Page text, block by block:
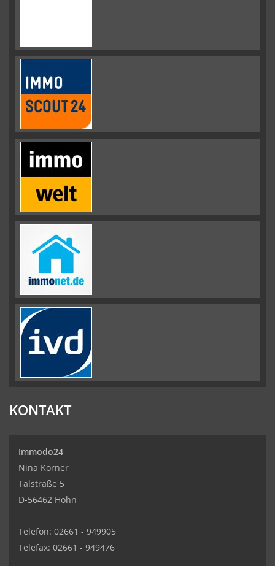
KONTAKT
Immodo24
Nina Körner
Talstraße 5
D-56462 Höhn
Telefon: 02661 - 949905
Telefax: 02661 - 949476